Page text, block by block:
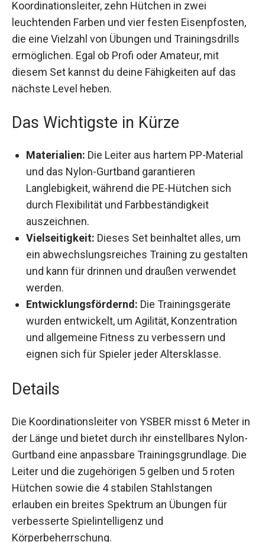
Koordinationsleiter, zehn Hütchen in zwei
leuchtenden Farben und vier festen
Eisenpfosten, die eine Vielzahl von Übungen und
Trainingsdrills ermöglichen. Egal ob Profi oder
Amateur, mit diesem Set kannst du deine
Fähigkeiten auf das nächste Level heben.
Das Wichtigste in Kürze
Materialien: Die Leiter aus hartem PP-Material
und das Nylon-Gurtband garantieren
Langlebigkeit, während die PE-Hütchen sich
durch Flexibilität und Farbbeständigkeit
auszeichnen.
Vielseitigkeit: Dieses Set beinhaltet alles, um
ein abwechslungsreiches Training zu
gestalten und kann für drinnen und draußen
verwendet werden.
Entwicklungsfördernd: Die Trainingsgeräte
wurden entwickelt, um Agilität, Konzentration
und allgemeine Fitness zu verbessern und
eignen sich für Spieler jeder Altersklasse.
Details
Die Koordinationsleiter von YSBER misst 6 Meter
in der Länge und bietet durch ihr einstellbares
Nylon-Gurtband eine anpassbare
Trainingsgrundlage. Die Leiter und die
zugehörigen 5 gelben und 5 roten Hütchen sowie
die 4 stabilen Stahlstangen erlauben ein breites
Spektrum an Übungen für verbesserte